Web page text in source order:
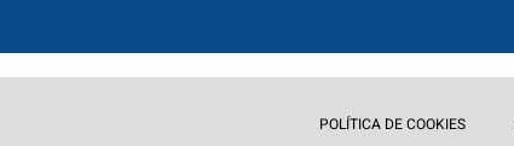
POLÍTICA DE COOKIES